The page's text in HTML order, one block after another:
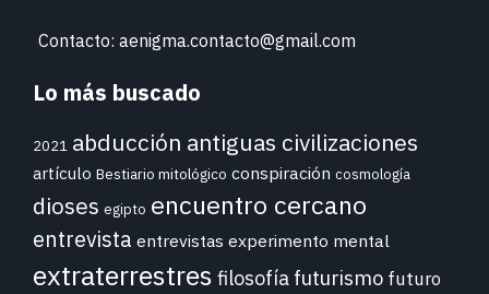
Contacto: aenigma.contacto@gmail.com
Lo más buscado
2021 abducción antiguas civilizaciones
artículo Bestiario mitológico conspiración cosmología
dioses egipto encuentro cercano
entrevista entrevistas experimento mental
extraterrestres filosofía futurismo futuro